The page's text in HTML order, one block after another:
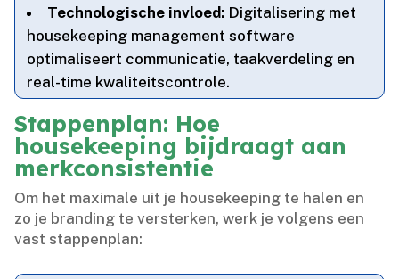
Technologische invloed: Digitalisering met
housekeeping management software
optimaliseert communicatie, taakverdeling en
real-time kwaliteitscontrole.​
Stappenplan: Hoe
housekeeping bijdraagt aan
merkconsistentie
Om het maximale uit je housekeeping te halen en
zo je branding te versterken, werk je volgens een
vast stappenplan: